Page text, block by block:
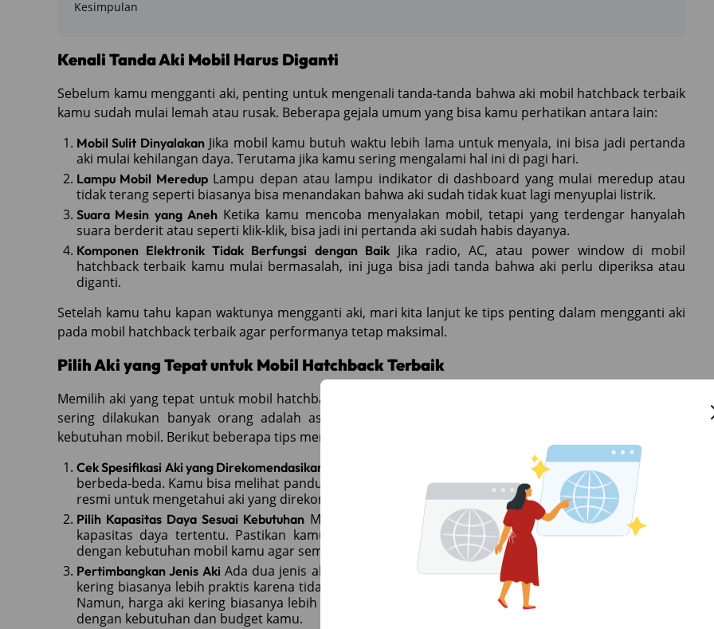
Kesimpulan
Kenali Tanda Aki Mobil Harus Diganti
Sebelum kamu mengganti aki, penting untuk mengenali tanda-tanda bahwa aki mobil hatchback terbaik
kamu sudah mulai lemah atau rusak. Beberapa gejala umum yang bisa kamu perhatikan antara lain:
Mobil Sulit DinyalakanJika mobil kamu butuh waktu lebih lama untuk menyala, ini bisa jadi pertanda
aki mulai kehilangan daya. Terutama jika kamu sering mengalami hal ini di pagi hari.
Lampu Mobil MeredupLampu depan atau lampu indikator di dashboard yang mulai meredup atau
tidak terang seperti biasanya bisa menandakan bahwa aki sudah tidak kuat lagi menyuplai listrik.
Suara Mesin yang AnehKetika kamu mencoba menyalakan mobil, tetapi yang terdengar hanyalah
suara berderit atau seperti klik-klik, bisa jadi ini pertanda aki sudah habis dayanya.
Komponen Elektronik Tidak Berfungsi dengan BaikJika radio, AC, atau power window di mobil
hatchback terbaik kamu mulai bermasalah, ini juga bisa jadi tanda bahwa aki perlu diperiksa atau
diganti.
Setelah kamu tahu kapan waktunya mengganti aki, mari kita lanjut ke tips penting dalam mengganti aki
pada mobil hatchback terbaik agar performanya tetap maksimal.
Pilih Aki yang Tepat untuk Mobil Hatchback Terbaik
Memilih aki yang tepat untuk mobil hatchback terbaik kamu sangat penting. Salah satu kesalahan yang
sering dilakukan banyak orang adalah asal memilih aki tanpa mempertimbangkan spesifikasi dan
kebutuhan mobil. Berikut beberapa tips memilih aki yang sesuai:
Cek Spesifikasi Aki yang Direkomendasikan
Setiap mobil hatchback terbaik memiliki spesifikasi aki yang
berbeda-beda. Kamu bisa melihat panduan di buku manual mobil atau bertanya langsung ke bengkel
resmi untuk mengetahui aki yang direkomendasikan.
Pilih Kapasitas Daya Sesuai KebutuhanMobil hatchback terbaik biasanya membutuhkan aki dengan
kapasitas daya tertentu. Pastikan kamu memilih aki dengan kapasitas ampere (Ah) yang sesuai
dengan kebutuhan mobil kamu agar semua komponen elektronik bisa berfungsi dengan baik.
Pertimbangkan Jenis Aki Ada dua jenis aki yang umum digunakan, yaitu aki basah dan aki kering. Aki
kering biasanya lebih praktis karena tidak membutuhkan perawatan rutin seperti menambah air aki.
Namun, harga aki kering biasanya lebih mahal dibandingkan aki basah. Pilihlah jenis aki yang sesuai
dengan kebutuhan dan budget kamu.